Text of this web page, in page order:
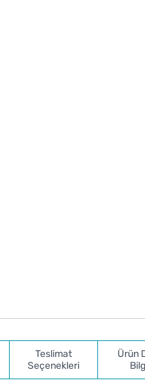
Teslimat
Seçenekleri
Ürün